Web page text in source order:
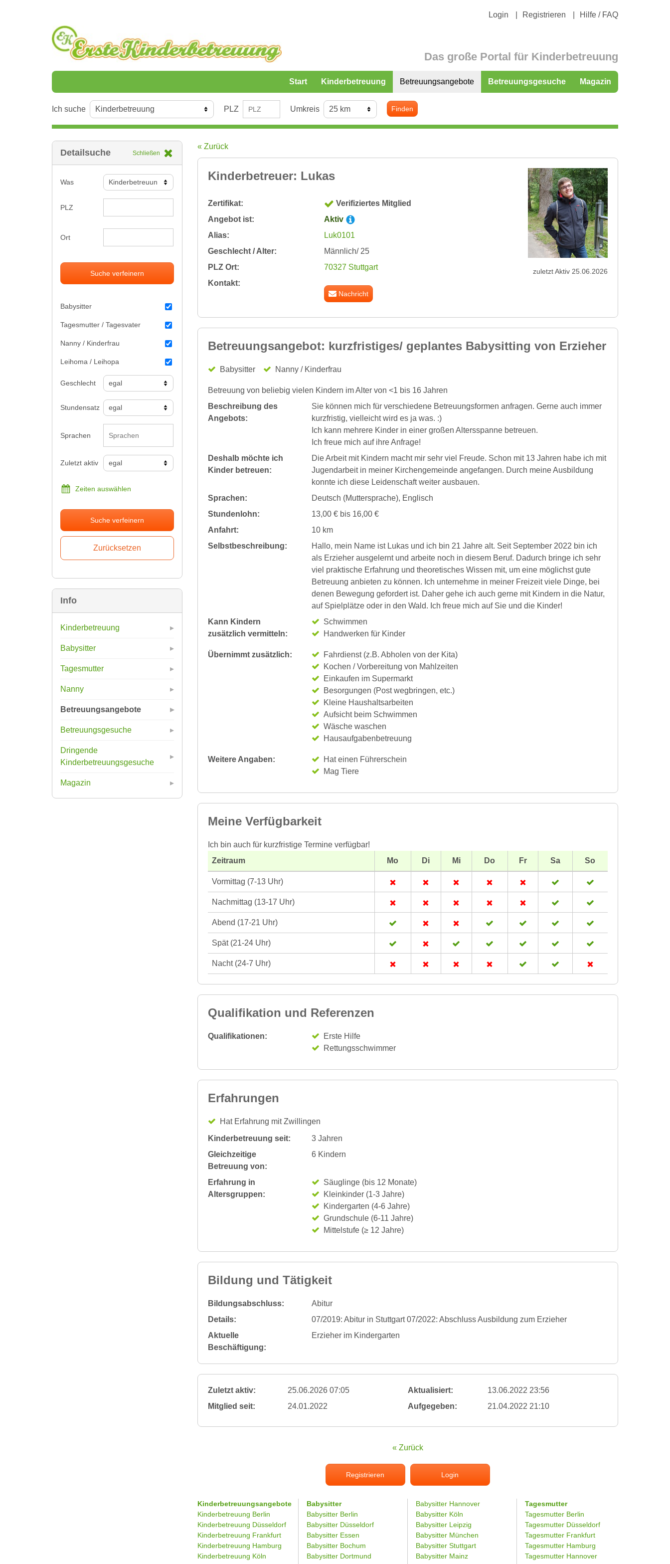
Login Registrieren Hilfe / FAQ
Das große Portal für Kinderbetreuung
Start Kinderbetreuung Betreuungsangebote Betreuungsgesuche Magazin
Ich suche PLZ Umkreis Finden
Detailsuche Schließen
Was
PLZ
Ort
Suche verfeinern
Babysitter
Tagesmutter / Tagesvater
Nanny / Kinderfrau
Leihoma / Leihopa
Geschlecht
Stundensatz
Sprachen
Zuletzt aktiv
Zeiten auswählen
Suche verfeinern
Info
Kinderbetreuung
Babysitter
Tagesmutter
Nanny
Betreuungsangebote
Betreuungsgesuche
Dringende
Kinderbetreuungsgesuche
Magazin
« Zurück
Kinderbetreuer: Lukas
Zertifikat:
Verifiziertes Mitglied
Angebot ist:
Aktiv
Alias:
Luk0101
Geschlecht / Alter:
Männlich/ 25
PLZ Ort:
70327 Stuttgart
Kontakt:
Nachricht
zuletzt Aktiv 25.06.2026
Betreuungsangebot: kurzfristiges/ geplantes Babysitting von Erzieher
Babysitter Nanny / Kinderfrau
Betreuung von beliebig vielen Kindern im Alter von <1 bis 16 Jahren
Beschreibung des
Angebots:
Sie können mich für verschiedene Betreuungsformen anfragen. Gerne auch immer
kurzfristig, vielleicht wird es ja was. :)
Ich kann mehrere Kinder in einer großen Altersspanne betreuen.
Ich freue mich auf ihre Anfrage!
Deshalb möchte ich
Kinder betreuen:
Die Arbeit mit Kindern macht mir sehr viel Freude. Schon mit 13 Jahren habe ich mit
Jugendarbeit in meiner Kirchengemeinde angefangen. Durch meine Ausbildung
konnte ich diese Leidenschaft weiter ausbauen.
Sprachen:
Deutsch (Muttersprache), Englisch
Stundenlohn:
13,00 € bis 16,00 €
Anfahrt:
10 km
Selbstbeschreibung:
Hallo, mein Name ist Lukas und ich bin 21 Jahre alt. Seit September 2022 bin ich
als Erzieher ausgelernt und arbeite noch in diesem Beruf. Dadurch bringe ich sehr
viel praktische Erfahrung und theoretisches Wissen mit, um eine möglichst gute
Betreuung anbieten zu können. Ich unternehme in meiner Freizeit viele Dinge, bei
denen Bewegung gefordert ist. Daher gehe ich auch gerne mit Kindern in die Natur,
auf Spielplätze oder in den Wald. Ich freue mich auf Sie und die Kinder!
Kann Kindern
zusätzlich vermitteln:
Schwimmen
Handwerken für Kinder
Übernimmt zusätzlich:
Fahrdienst (z.B. Abholen von der Kita)
Kochen / Vorbereitung von Mahlzeiten
Einkaufen im Supermarkt
Besorgungen (Post wegbringen, etc.)
Kleine Haushaltsarbeiten
Aufsicht beim Schwimmen
Wäsche waschen
Hausaufgabenbetreuung
Weitere Angaben:
Hat einen Führerschein
Mag Tiere
Meine Verfügbarkeit
Ich bin auch für kurzfristige Termine verfügbar!
Zeitraum
Mo Di Mi Do Fr Sa So
Vormittag (7-13 Uhr)
Nachmittag (13-17 Uhr)
Abend (17-21 Uhr)
Spät (21-24 Uhr)
Nacht (24-7 Uhr)
Qualifikation und Referenzen
Qualifikationen:
Erste Hilfe
Rettungsschwimmer
Erfahrungen
Hat Erfahrung mit Zwillingen
Kinderbetreuung seit:
3 Jahren
Gleichzeitige
Betreuung von:
6 Kindern
Erfahrung in
Altersgruppen:
Säuglinge (bis 12 Monate)
Kleinkinder (1-3 Jahre)
Kindergarten (4-6 Jahre)
Grundschule (6-11 Jahre)
Mittelstufe (≥ 12 Jahre)
Bildung und Tätigkeit
Bildungsabschluss:
Abitur
Details:
07/2019: Abitur in Stuttgart 07/2022: Abschluss Ausbildung zum Erzieher
Aktuelle
Beschäftigung:
Erzieher im Kindergarten
Zuletzt aktiv: 25.06.2026 07:05 Aktualisiert:
13.06.2022 23:56
Mitglied seit:
24.01.2022 Aufgegeben: 21.04.2022 21:10
« Zurück
Registrieren Login
Kinderbetreuungsangebote
Kinderbetreuung Berlin
Kinderbetreuung Düsseldorf
Kinderbetreuung Frankfurt
Kinderbetreuung Hamburg
Kinderbetreuung Köln
Babysitter
Babysitter Berlin
Babysitter Düsseldorf
Babysitter Essen
Babysitter Bochum
Babysitter Dortmund
Babysitter Hannover
Babysitter Köln
Babysitter Leipzig
Babysitter München
Babysitter Stuttgart
Babysitter Mainz
Tagesmutter
Tagesmutter Berlin
Tagesmutter Düsseldorf
Tagesmutter Frankfurt
Tagesmutter Hamburg
Tagesmutter Hannover